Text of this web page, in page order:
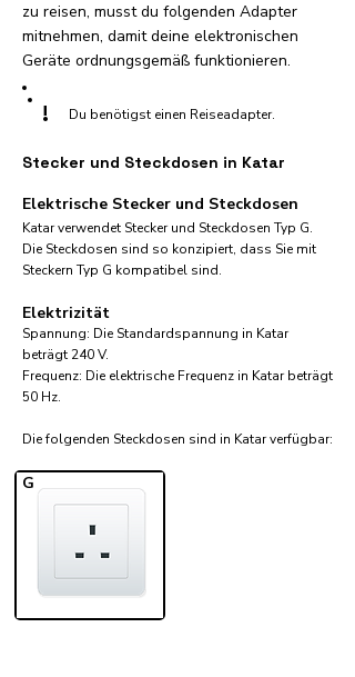
zu reisen, musst du folgenden Adapter
mitnehmen, damit deine elektronischen
Geräte ordnungsgemäß funktionieren.
! Du benötigst einen Reiseadapter.
Stecker und Steckdosen in Katar
Elektrische Stecker und Steckdosen
Katar verwendet Stecker und Steckdosen Typ G.
Die Steckdosen sind so konzipiert, dass Sie mit
Steckern Typ G kompatibel sind.
Elektrizität
Spannung: Die Standardspannung in Katar
beträgt 240 V.
Frequenz: Die elektrische Frequenz in Katar beträgt
50 Hz.
Die folgenden Steckdosen sind in Katar verfügbar:​
G